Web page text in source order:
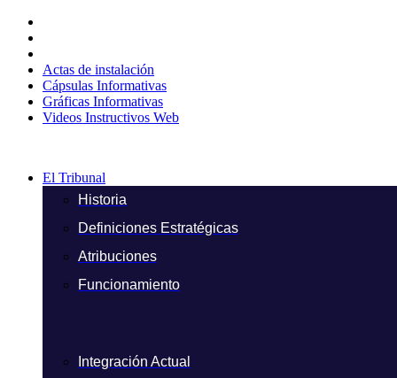
contenido
Actas de instalación
Cápsulas Informativas
Gráficas Informativas
Videos Instructivos Web
El Tribunal
Historia
Definiciones Estratégicas
Atribuciones
Funcionamiento
Integración Actual